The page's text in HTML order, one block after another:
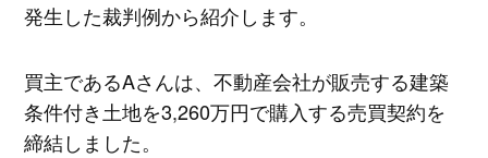
発生した裁判例から紹介します。
買主であるAさんは、不動産会社が販売する建築
条件付き土地を3,260万円で購入する売買契約を
締結しました。